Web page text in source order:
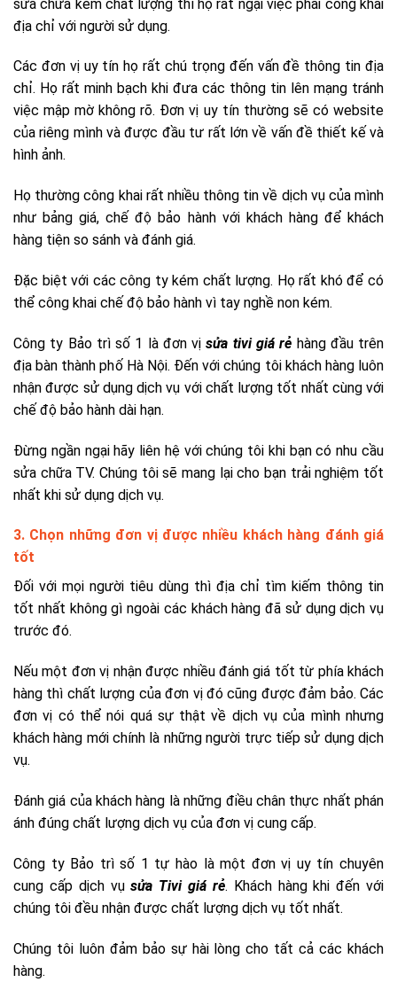
sửa chữa kém chất lượng thì họ rất ngại việc phải công khai
địa chỉ với người sử dụng.
Các đơn vị uy tín họ rất chú trọng đến vấn đề thông tin địa
chỉ. Họ rất minh bạch khi đưa các thông tin lên mạng tránh
việc mập mờ không rõ. Đơn vị uy tín thường sẽ có website
của riêng mình và được đầu tư rất lớn về vấn đề thiết kế và
hình ảnh.
Họ thường công khai rất nhiều thông tin về dịch vụ của mình
như bảng giá, chế độ bảo hành với khách hàng để khách
hàng tiện so sánh và đánh giá.
Đặc biệt với các công ty kém chất lượng. Họ rất khó để có
thể công khai chế độ bảo hành vì tay nghề non kém.
Công ty Bảo trì số 1 là đơn vịsửa tivi giá rẻ hàng đầu trên
địa bàn thành phố Hà Nội. Đến với chúng tôi khách hàng luôn
nhận được sử dụng dịch vụ với chất lượng tốt nhất cùng với
chế độ bảo hành dài hạn.
Đừng ngần ngại hãy liên hệ với chúng tôi khi bạn có nhu cầu
sửa chữa TV. Chúng tôi sẽ mang lại cho bạn trải nghiệm tốt
nhất khi sử dụng dịch vụ.
3. Chọn những đơn vị được nhiều khách hàng đánh giá
tốt
Đối với mọi người tiêu dùng thì địa chỉ tìm kiếm thông tin
tốt nhất không gì ngoài các khách hàng đã sử dụng dịch vụ
trước đó.
Nếu một đơn vị nhận được nhiều đánh giá tốt từ phía khách
hàng thì chất lượng của đơn vị đó cũng được đảm bảo. Các
đơn vị có thể nói quá sự thật về dịch vụ của mình nhưng
khách hàng mới chính là những người trực tiếp sử dụng dịch
vụ.
Đánh giá của khách hàng là những điều chân thực nhất phán
ánh đúng chất lượng dịch vụ của đơn vị cung cấp.
Công ty Bảo trì số 1 tự hào là một đơn vị uy tín chuyên
cung cấp dịch vụsửa Tivi giá rẻ. Khách hàng khi đến với
chúng tôi đều nhận được chất lượng dịch vụ tốt nhất.
Chúng tôi luôn đảm bảo sự hài lòng cho tất cả các khách
hàng.